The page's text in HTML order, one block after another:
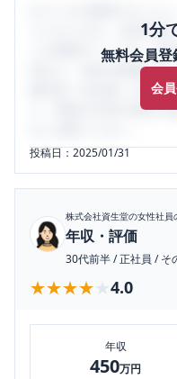
1分
無料会員
会
うになります。
ミの投稿サイトです。給
判など、女性の転職は気
輩社員（元社員）の口コ
り、将来の不安や現在の
投稿日：2025/01/31
株式会社資生堂の女性社員
年収・評価
30代前半/正社員 /そ
★★★★★
★★★★★ 4.0
年収
450万円